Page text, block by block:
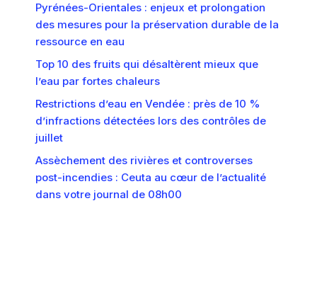
Pyrénées-Orientales : enjeux et prolongation
des mesures pour la préservation durable de la
ressource en eau
Top 10 des fruits qui désaltèrent mieux que
l’eau par fortes chaleurs
Restrictions d’eau en Vendée : près de 10 %
d’infractions détectées lors des contrôles de
juillet
Assèchement des rivières et controverses
post-incendies : Ceuta au cœur de l’actualité
dans votre journal de 08h00